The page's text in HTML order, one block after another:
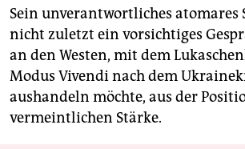
Sein unverantwortliches atomares
nicht zuletzt ein vorsichtiges
an den Westen, mit dem
Modus Vivendi nach dem
aushandeln möchte, aus der
vermeintlichen Stärke.